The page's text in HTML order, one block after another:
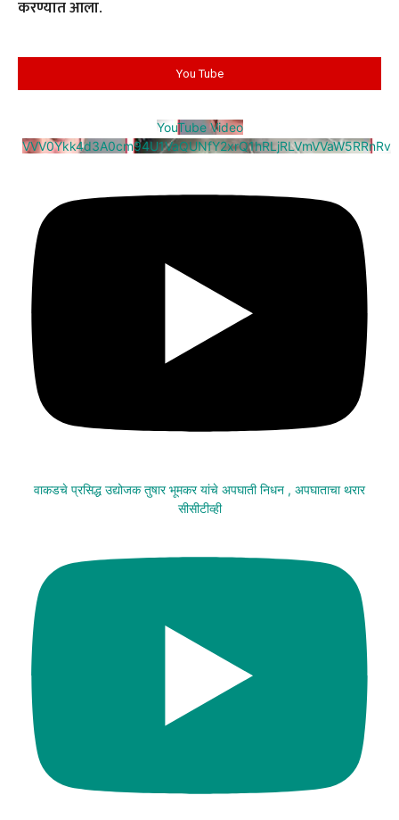
करण्यात आला.
You Tube
YouTube Video
VVV0Ykk4d3A0cm94U1VaQUNfY2xrQ1hRLjRLVmVVaW5RRnRv
वाकडचे प्रसिद्ध उद्योजक तुषार भूमकर यांचे अपघाती निधन , अपघाताचा थरार
सीसीटीव्ही